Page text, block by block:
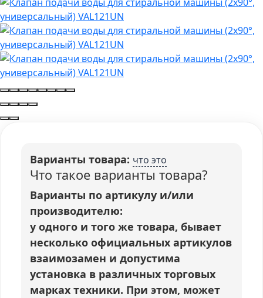
Варианты товара: что это
Что такое варианты товара?
Варианты по артикулу и/или
производителю:
у одного и того же товара, бывает
несколько официальных артикулов
взаимозамен и допустима
установка в различных торговых
марках техники. При этом, может